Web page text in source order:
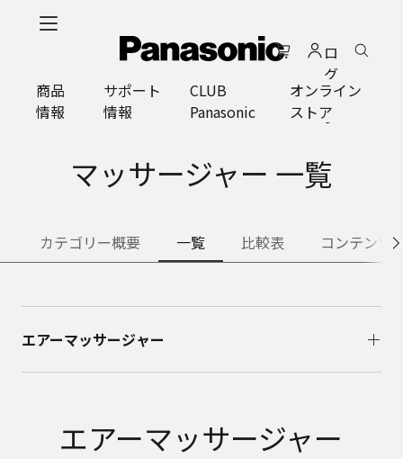
プ
ロ
グ
イ
ン
商品
情報
サポート
情報
CLUB
Panasonic
オンライン
ストア
マッサージャー 一覧
カテゴリー概要 一覧 比較表 コンテンツ
エアーマッサージャー
エアーマッサージャー